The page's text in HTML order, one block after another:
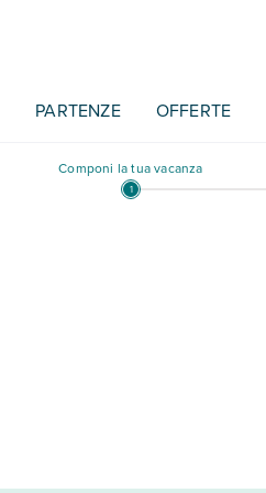
PARTENZE OFFERTE
Componi la tua vacanza